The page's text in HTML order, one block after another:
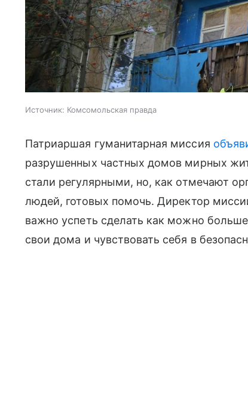
Источник: Комсомольская правда
Патриаршая гуманитарная миссия
разрушенных частных домов мирных
стали регулярными, но, как отмечают
людей, готовых помочь. Директор
важно успеть сделать как можно
свои дома и чувствовать себя в